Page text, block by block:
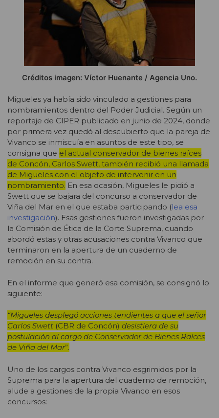
Créditos imagen: Víctor Huenante / Agencia Uno.
Migueles ya había sido vinculado a gestiones para
nombramientos dentro del Poder Judicial. Según un
reportaje de CIPER publicado en junio de 2024, donde
por primera vez quedó al descubierto que la pareja de
Vivanco se inmiscuía en asuntos de este tipo, se
consigna que el actual conservador de bienes raíces
de Concón, Carlos Swett, también recibió una llamada
de Migueles con el objeto de intervenir en un
nombramiento. En esa ocasión, Migueles le pidió a
Swett que se bajara del concurso a conservador de
Viña del Mar en el que estaba participando (lea esa
investigación). Esas gestiones fueron investigadas por
la Comisión de Ética de la Corte Suprema, cuando
abordó estas y otras acusaciones contra Vivanco que
terminaron en la apertura de un cuaderno de
remoción en su contra.
En el informe que generó esa comisión, se consignó lo
siguiente:
“Migueles desplegó acciones tendientes a que el señor
Carlos Swett (CBR de Concón) desistiera de su
postulación al cargo de Conservador de Bienes Raíces
de Viña del Mar”.
Uno de los cargos contra Vivanco esgrimidos por la
Suprema para la apertura del cuaderno de remoción,
alude a gestiones de la propia Vivanco en esos
concursos: